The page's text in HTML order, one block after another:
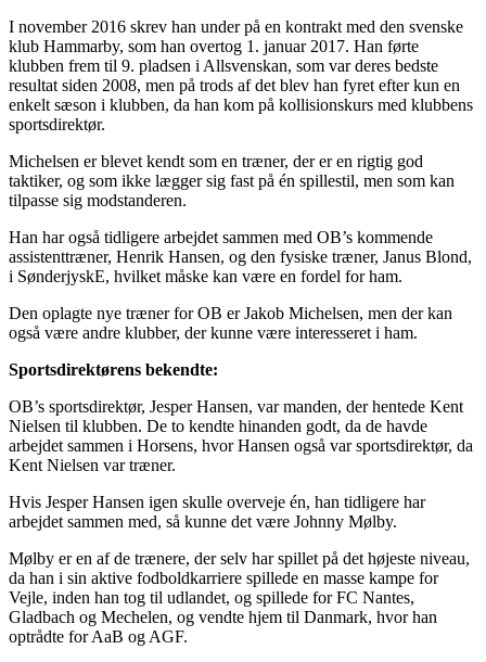
I november 2016 skrev han under på en kontrakt med den svenske
klub Hammarby, som han overtog 1. januar 2017. Han førte
klubben frem til 9. pladsen i Allsvenskan, som var deres bedste
resultat siden 2008, men på trods af det blev han fyret efter kun en
enkelt sæson i klubben, da han kom på kollisionskurs med klubbens
sportsdirektør.
Michelsen er blevet kendt som en træner, der er en rigtig god
taktiker, og som ikke lægger sig fast på én spillestil, men som kan
tilpasse sig modstanderen.
Han har også tidligere arbejdet sammen med OB’s kommende
assistenttræner, Henrik Hansen, og den fysiske træner, Janus Blond,
i SønderjyskE, hvilket måske kan være en fordel for ham.
Den oplagte nye træner for OB er Jakob Michelsen, men der kan
også være andre klubber, der kunne være interesseret i ham.
Sportsdirektørens bekendte:
OB’s sportsdirektør, Jesper Hansen, var manden, der hentede Kent
Nielsen til klubben. De to kendte hinanden godt, da de havde
arbejdet sammen i Horsens, hvor Hansen også var sportsdirektør, da
Kent Nielsen var træner.
Hvis Jesper Hansen igen skulle overveje én, han tidligere har
arbejdet sammen med, så kunne det være Johnny Mølby.
Mølby er en af de trænere, der selv har spillet på det højeste niveau,
da han i sin aktive fodboldkarriere spillede en masse kampe for
Vejle, inden han tog til udlandet, og spillede for FC Nantes,
Gladbach og Mechelen, og vendte hjem til Danmark, hvor han
optrådte for AaB og AGF.